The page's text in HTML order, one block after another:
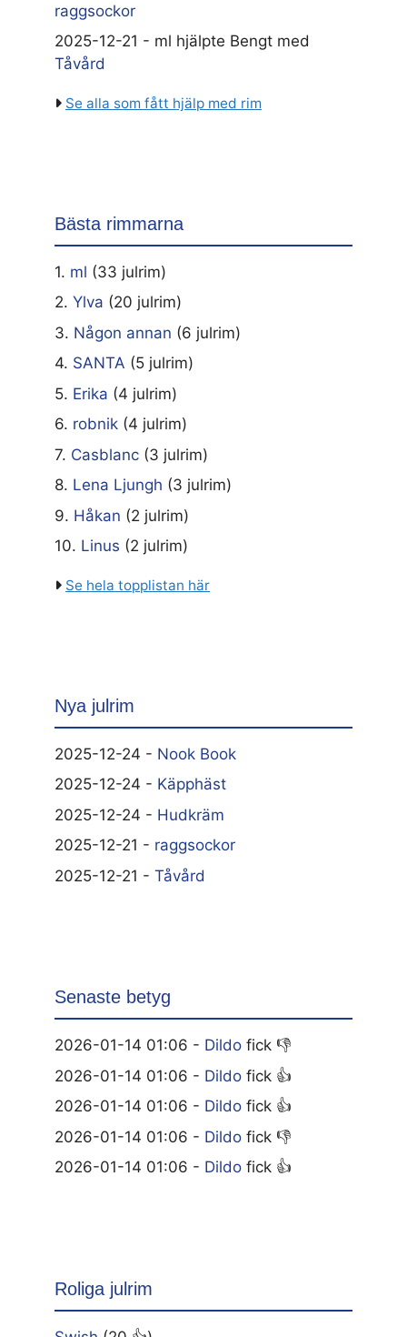
raggsockor
2025-12-21 - ml hjälpte Bengt med
Tåvård
Se alla som fått hjälp med rim
Bästa rimmarna
1. ml (33 julrim)
2. Ylva (20 julrim)
3. Någon annan (6 julrim)
4. SANTA (5 julrim)
5. Erika (4 julrim)
6. robnik (4 julrim)
7. Casblanc (3 julrim)
8. Lena Ljungh (3 julrim)
9. Håkan (2 julrim)
10. Linus (2 julrim)
Se hela topplistan här
Nya julrim
2025-12-24 - Nook Book
2025-12-24 - Käpphäst
2025-12-24 - Hudkräm
2025-12-21 - raggsockor
2025-12-21 - Tåvård
Senaste betyg
2026-01-14 01:06 - Dildo fick 👎
2026-01-14 01:06 - Dildo fick 👍
2026-01-14 01:06 - Dildo fick 👍
2026-01-14 01:06 - Dildo fick 👎
2026-01-14 01:06 - Dildo fick 👍
Roliga julrim